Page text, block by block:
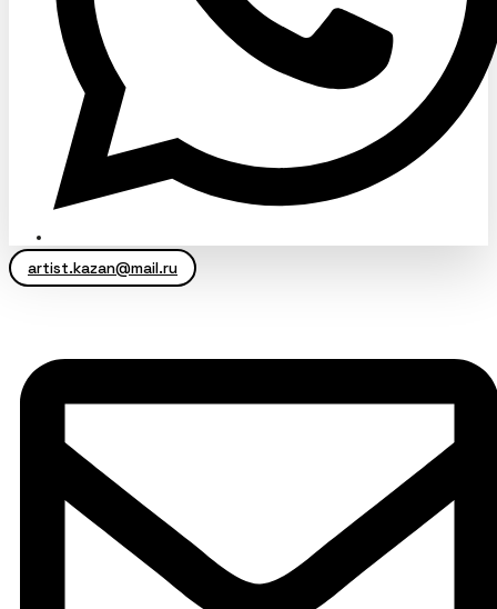
artist.kazan@mail.ru